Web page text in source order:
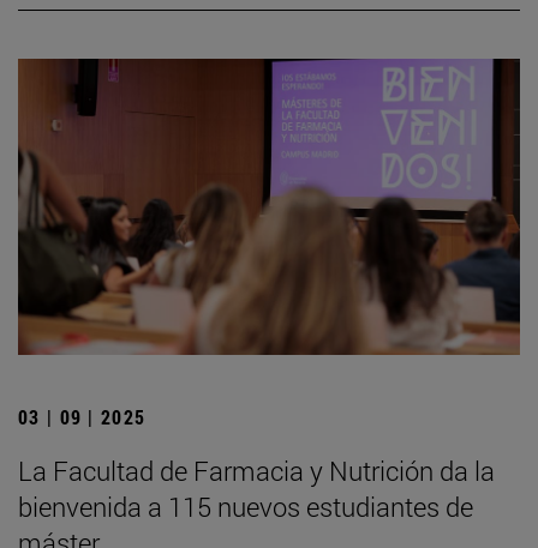
03 | 09 | 2025
La Facultad de Farmacia y Nutrición da la
bienvenida a 115 nuevos estudiantes de